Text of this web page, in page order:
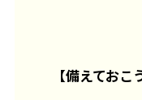
【備えておこ